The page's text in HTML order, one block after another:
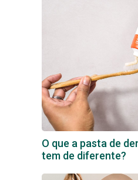
O que a pasta de
tem de diferente?